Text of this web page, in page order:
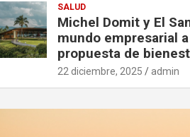
SALUD
Michel Domit y El
mundo empresarial
propuesta de
22 diciembre, 2025 admin